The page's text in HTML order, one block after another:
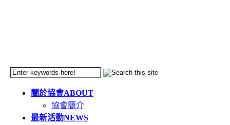
關於協會ABOUT
協會簡介
最新活動NEWS